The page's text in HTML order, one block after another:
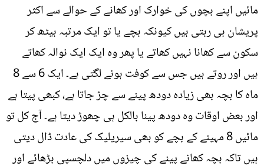
مائیں اپنے بچوں کی خوارک اور کھانے کے حوالے سے اکثر
پریشان ہی رہتی ہیں کیونکہ بچے یا تو ایک مرتبہ بیٹھ کر
سکون سے کھانا نہیں کھاتے یا پھر وہ ایک ایک نوالہ کھاتے
ہیں اور روتے ہیں جس سے کوفت ہونے لگتی ہے۔ ایک 6 سے 8
ماہ کا بچہ بھی زیادہ دودھ پینے سے چڑ جاتا ہے، کبھی پیتا ہے
اور بعض اوقات وہ دودھ پینا بالکل ہی چھوڑ دیتا ہے۔ آج کل تو
مائیں 8 مہینے کے بچے کو بھی سیریلیک کی عادت ڈال دیتی
ہیں تاکہ بچہ کھانے پینے کی چیزوں میں دلچسپی بڑھائے اور